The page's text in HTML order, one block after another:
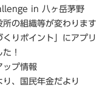
in 八ヶ岳茅野
所の組織等が変わります
くりポイント」にアプリ
！
ップ情報
り、国民年金だより